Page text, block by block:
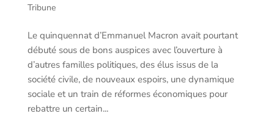
Tribune
Le quinquennat d’Emmanuel Macron avait pourtant
débuté sous de bons auspices avec l’ouverture à
d’autres familles politiques, des élus issus de la
société civile, de nouveaux espoirs, une dynamique
sociale et un train de réformes économiques pour
rebattre un certain...